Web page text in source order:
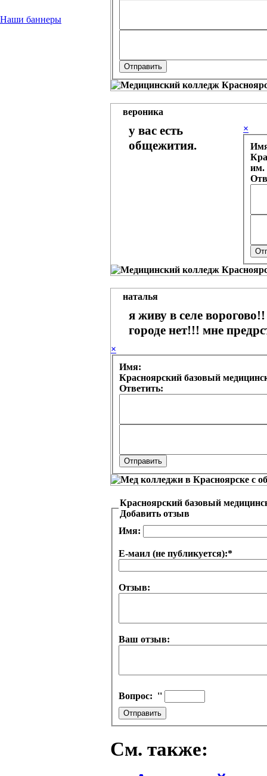
Наши баннеры
вероника
у вас есть
общежития.
×
им.
наталья
я живу в селе
городе нет!!! мне
×
Имя:
Красноярский базовый
Ответить:
Красноярский базовый
Добавить отзыв
Имя:
Е-маил (не публикуется):*
Отзыв:
Ваш отзыв:
Вопрос: ''
См. также: